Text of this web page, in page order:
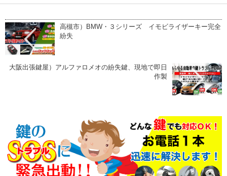
高槻市）BMW・３シリーズ イモビライザーキー完全
紛失
大阪出張鍵屋）アルファロメオの紛失鍵、現地で即日
作製